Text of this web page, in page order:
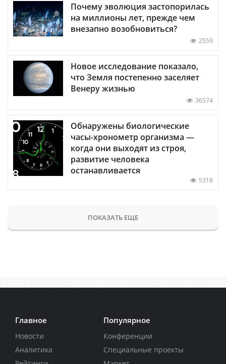
Почему эволюция застопорилась
на миллионы лет, прежде чем
внезапно возобновиться?
2559
Новое исследование показало,
что Земля постепенно заселяет
Венеру жизнью
36574
Обнаружены биологические
часы-хронометр организма —
когда они выходят из строя,
развитие человека
останавливается
5318
ПОКАЗАТЬ ЕЩЕ
Главное
Новости
Аналитика
Популярное
Конференции
Специальные проекты